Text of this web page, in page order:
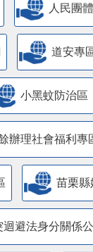
人民團
道安專
小黑蚊防治區
辦理社會福利專
苗栗縣
避法身分關係